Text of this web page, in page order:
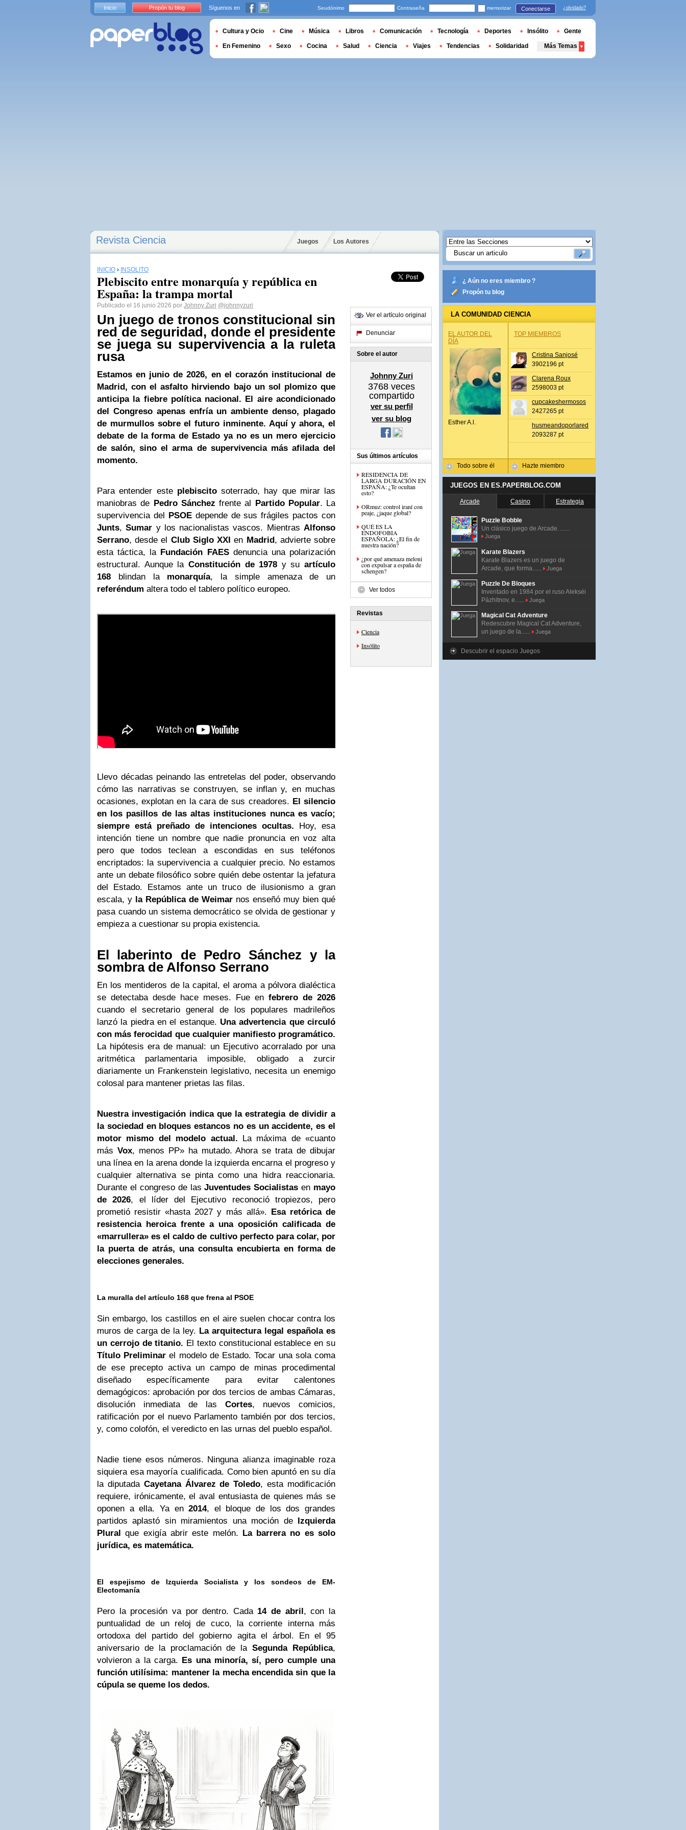
Revista Ciencia Juegos Los Autores
INICIO › INSÓLITO
Plebiscito entre monarquía y república en
España: la trampa mortal
Publicado el 16 junio 2026 por Johnny Zuri @johnnyzuri
Un juego de tronos constitucional sin
red de seguridad, donde el presidente
se juega su supervivencia a la ruleta
rusa
Estamos en junio de 2026, en el corazón institucional de
Madrid, con el asfalto hirviendo bajo un sol plomizo que
anticipa la fiebre política nacional. El aire acondicionado
del Congreso apenas enfría un ambiente denso, plagado
de murmullos sobre el futuro inminente. Aquí y ahora, el
debate de la forma de Estado ya no es un mero ejercicio
de salón, sino el arma de supervivencia más afilada del
momento.
Para entender este plebiscitosoterrado, hay que mirar las
maniobras de Pedro Sánchez frente al Partido Popular. La
supervivencia del PSOEdepende de sus frágiles pactos con
Junts,Sumar y los nacionalistas vascos. MientrasAlfonso
Serrano, desde el Club Siglo XXI en Madrid, advierte sobre
esta táctica, la Fundación FAESdenuncia una polarización
estructural. Aunque la Constitución de 1978 y su artículo
168 blindan la monarquía, la simple amenaza de un
referéndum altera todo el tablero político europeo.
Llevo décadas peinando las entretelas del poder, observando
cómo las narrativas se construyen, se inflan y, en muchas
ocasiones, explotan en la cara de sus creadores. El silencio
en los pasillos de las altas instituciones nunca es vacío;
siempre está preñado de intenciones ocultas. Hoy, esa
intención tiene un nombre que nadie pronuncia en voz alta
pero que todos teclean a escondidas en sus teléfonos
encriptados: la supervivencia a cualquier precio. No estamos
ante un debate filosófico sobre quién debe ostentar la jefatura
del Estado. Estamos ante un truco de ilusionismo a gran
escala, y la República de Weimar nos enseñó muy bien qué
pasa cuando un sistema democrático se olvida de gestionar y
empieza a cuestionar su propia existencia.
El laberinto de Pedro Sánchez y la
sombra de Alfonso Serrano
En los mentideros de la capital, el aroma a pólvora dialéctica
se detectaba desde hace meses. Fue en febrero de 2026
cuando el secretario general de los populares madrileños
lanzó la piedra en el estanque. Una advertencia que circuló
con más ferocidad que cualquier manifiesto programático.
La hipótesis era de manual: un Ejecutivo acorralado por una
aritmética parlamentaria imposible, obligado a zurcir
diariamente un Frankenstein legislativo, necesita un enemigo
colosal para mantener prietas las filas.
Nuestra investigación indica que la estrategia de dividir a
la sociedad en bloques estancos no es un accidente, es el
motor mismo del modelo actual. La máxima de «cuanto
más Vox, menos PP» ha mutado. Ahora se trata de dibujar
una línea en la arena donde la izquierda encarna el progreso y
cualquier alternativa se pinta como una hidra reaccionaria.
Durante el congreso de lasJuventudes Socialistas en mayo
de 2026, el líder del Ejecutivo reconoció tropiezos, pero
prometió resistir «hasta 2027 y más allá». Esa retórica de
resistencia heroica frente a una oposición calificada de
«marrullera» es el caldo de cultivo perfecto para colar, por
la puerta de atrás, una consulta encubierta en forma de
elecciones generales.
La muralla del artículo 168 que frena al PSOE
Sin embargo, los castillos en el aire suelen chocar contra los
muros de carga de la ley. La arquitectura legal española es
un cerrojo de titanio. El texto constitucional establece en su
Título Preliminar el modelo de Estado. Tocar una sola coma
de ese precepto activa un campo de minas procedimental
diseñado específicamente para evitar calentones
demagógicos: aprobación por dos tercios de ambas Cámaras,
disolución inmediata de las Cortes, nuevos comicios,
ratificación por el nuevo Parlamento también por dos tercios,
y, como colofón, el veredicto en las urnas del pueblo español.
Nadie tiene esos números. Ninguna alianza imaginable roza
siquiera esa mayoría cualificada. Como bien apuntó en su día
la diputada Cayetana Álvarez de Toledo, esta modificación
requiere, irónicamente, el aval entusiasta de quienes más se
oponen a ella. Ya en2014, el bloque de los dos grandes
partidos aplastó sin miramientos una moción de Izquierda
Plural que exigía abrir este melón. La barrera no es solo
jurídica, es matemática.
El espejismo de Izquierda Socialista y los sondeos de EM-
Electomanía
Pero la procesión va por dentro. Cada 14 de abril, con la
puntualidad de un reloj de cuco, la corriente interna más
ortodoxa del partido del gobierno agita el árbol. En el 95
aniversario de la proclamación de laSegunda República,
volvieron a la carga. Es una minoría, sí, pero cumple una
función utilísima: mantener la mecha encendida sin que la
cúpula se queme los dedos.
Ver el artículo original
Denunciar
Sobre el autor
Johnny Zuri
3768 veces
compartido
ver su perfil
ver su blog
Sus últimos artículos
RESIDENCIA DE
LARGA DURACIÓN EN
ESPAÑA: ¿Te ocultan
esto?
ORmuz: control iraní con
peaje, ¿jaque global?
QUÉ ES LA
ENDOFOBIA
ESPAÑOLA: ¿El fin de
nuestra nación?
¿por qué amenaza meloni
con expulsar a españa de
schengen?
Ver todos
Revistas
Ciencia
Insólito
¿ Aún no eres miembro ?
Propón tu blog
LA COMUNIDAD CIENCIA
EL AUTOR DEL
DÍA
Esther A.l.
Todo sobre él
TOP MIEMBROS
Cristina Sanjosé
3902196 pt
Clarena Roux
2598003 pt
cupcakeshermosos
2427265 pt
husmeandoporlared
2093287 pt
Hazte miembro
JUEGOS EN ES.PAPERBLOG.COM
Arcade Casino Estrategia
Puzzle Bobble
Un clásico juego de Arcade. ......
Juega
Karate Blazers
Karate Blazers es un juego de
Arcade, que forma......
Juega
Puzzle De Bloques
Inventado en 1984 por el ruso Alekséi
Pázhitnov, e......
Juega
Magical Cat Adventure
Redescubre Magical Cat Adventure,
un juego de la......
Juega
Descubrir el espacio Juegos
Inicio Propón tu blog Síguenos en Seudónimo Contraseña memorizar Conectarse ¿olvidado?
Cultura y Ocio Cine Música Libros Comunicación Tecnología Deportes Insólito Gente
En Femenino Sexo Cocina Salud Ciencia Viajes Tendencias Solidaridad Más Temas